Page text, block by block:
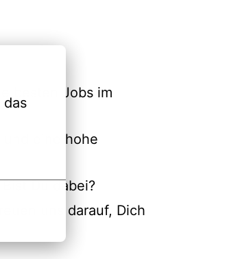
das
besten Jobs im
eine hohe
Du dabei?
uns darauf, Dich